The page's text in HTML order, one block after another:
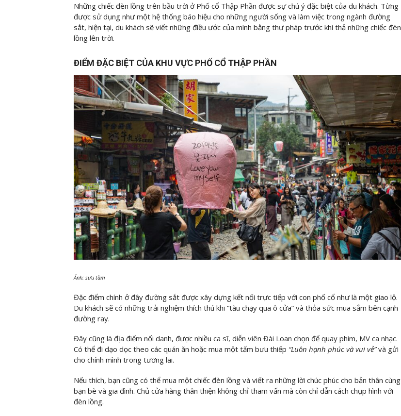
Những chiếc đèn lồng trên bầu trời ở Phố cổ Thập Phần được sự chú ý đặc biệt của du khách. Từng
được sử dụng như một hệ thống báo hiệu cho những người sống và làm việc trong ngành đường
sắt, hiện tại, du khách sẽ viết những điều ước của mình bằng thư pháp trước khi thả những chiếc đèn
lồng lên trời.
ĐIỂM ĐẶC BIỆT CỦA KHU VỰC PHỐ CỔ THẬP PHẦN
Ảnh: sưu tầm
Đặc điểm chính ở đây đường sắt được xây dựng kết nối trực tiếp với con phố cổ như là một giao lộ.
Du khách sẽ có những trải nghiệm thích thú khi “tàu chạy qua ô cửa” và thỏa sức mua sắm bên cạnh
đường ray.
Đây cũng là địa điểm nổi danh, được nhiều ca sĩ, diễn viên Đài Loan chọn để quay phim, MV ca nhạc.
Có thể đi dạo dọc theo các quán ăn hoặc mua một tấm bưu thiếp “Luôn hạnh phúc và vui vẻ” và gửi
cho chính mình trong tương lai.
Nếu thích, bạn cũng có thể mua một chiếc đèn lồng và viết ra những lời chúc phúc cho bản thân cùng
bạn bè và gia đình. Chủ cửa hàng thân thiện không chỉ tham vấn mà còn chỉ dẫn cách chụp hình với
đèn lồng.